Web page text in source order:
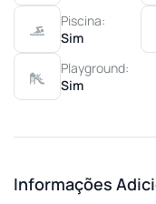
Piscina:
Sim
Playground:
Sim
Informações